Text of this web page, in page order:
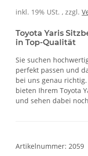
inkl. 19% USt. , zzgl.
Toyota Yaris
in Top-Qualität
Sie suchen
perfekt passen und
bei uns genau
bieten Ihrem Toyota
und sehen dabei
Artikelnummer: 2059